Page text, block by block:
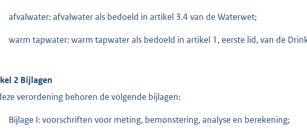
afvalwater: afvalwater als bedoeld in artikel 3.4 van de Waterwet;
warm tapwater: warm tapwater als bedoeld in artikel 1, eerste lid, van de
2 Bijlagen
verordening behoren de volgende bijlagen:
Bijlage I: voorschriften voor meting, bemonstering, analyse en berekening;